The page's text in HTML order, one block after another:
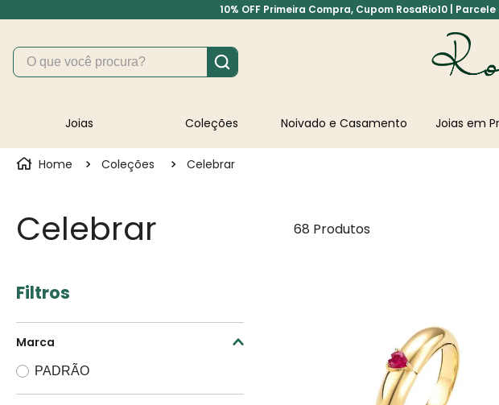
10% OFF Primeira Compra, Cupom RosaRio10 |
O que você procura?
Joias Coleções Noivado e Casamento Joias em
Coleções Celebrar
Celebrar
Filtros
Marca
PADRÃO
68 Produtos